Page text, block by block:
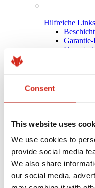
Consent
This website uses
We use cookies to
provide social media
We also share
our social media,
Hilfreiche Links
Für Fachleute